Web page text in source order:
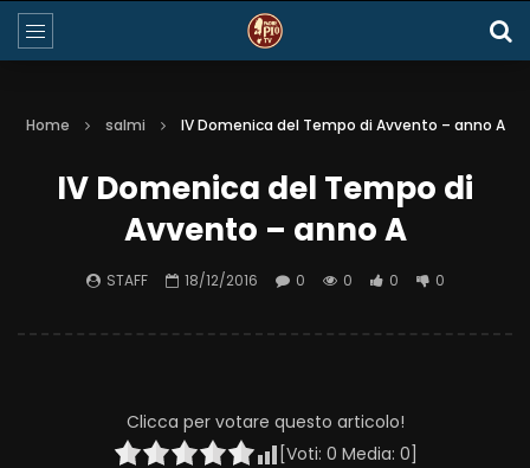
Home salmi IV Domenica del Tempo di Avvento – anno A
IV Domenica del Tempo di
Avvento – anno A
STAFF 18/12/2016 0 0 0 0
Clicca per votare questo articolo!
[Voti: 0 Media: 0]